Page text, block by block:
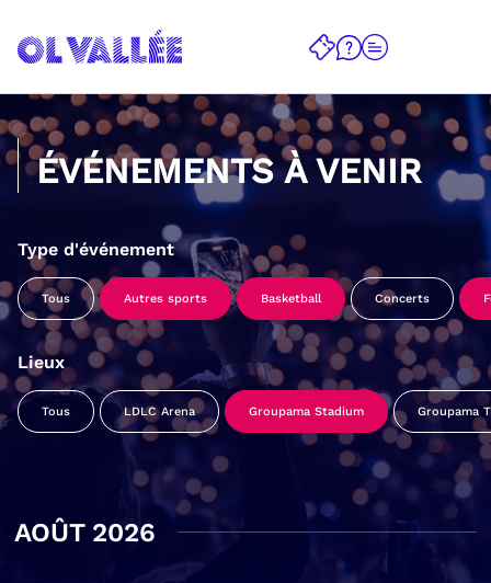
ÉVÉNEMENTS À VENIR
Type d'événement
Tous Autres sports Basketball Concerts
Lieux
Tous LDLC Arena Groupama Stadium Groupama
AOÛT 2026